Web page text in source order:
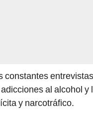
constantes
al alcohol y
y narcotráfico.